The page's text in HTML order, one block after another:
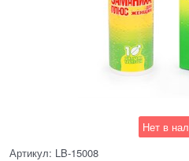
Нет в
Артикул: LB-15008